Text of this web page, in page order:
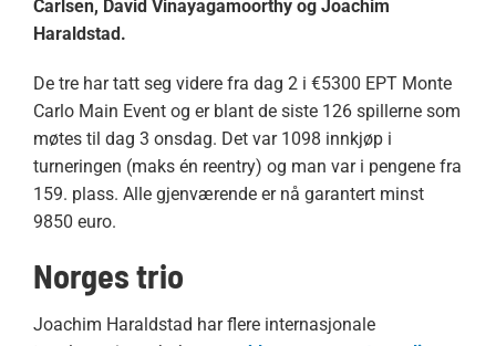
Carlsen, David Vinayagamoorthy og Joachim
Haraldstad.
De tre har tatt seg videre fra dag 2 i €5300 EPT Monte
Carlo Main Event og er blant de siste 126 spillerne som
møtes til dag 3 onsdag. Det var 1098 innkjøp i
turneringen (maks én reentry) og man var i pengene fra
159. plass. Alle gjenværende er nå garantert minst
9850 euro.
Norges trio
Joachim Haraldstad har flere internasjonale